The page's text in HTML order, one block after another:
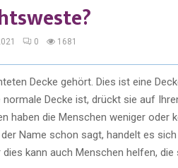
0 1681
Decke gehört. Dies ist eine
Decke ist, drückt sie auf
haben die Menschen weniger oder
Name schon sagt, handelt es
kann auch Menschen helfen, die